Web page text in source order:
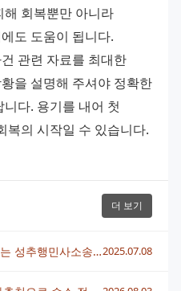
회복뿐만 아니라
도 도움이 됩니다.
관련 자료를 최대한
을 설명해 주셔야 정확한
다. 용기를 내어 첫
복의 시작일 수 있습니다.
더 보기
청주민사전문변호사가 알려주는 성추행민사소송 진행 방법2025.07.08